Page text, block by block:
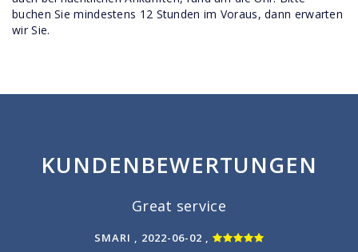
buchen Sie mindestens 12 Stunden im Voraus, dann erwarten
wir Sie.
KUNDENBEWERTUNGEN
Great service
SMARI , 2022-06-02 ,